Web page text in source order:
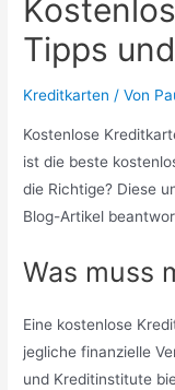
Tipps
Kreditkarten / Von
Kostenlose
ist die beste
die Richtige? Diese
Blog-Artikel
Was muss
Eine kostenlose
jegliche finanzielle
und Kreditinstitute